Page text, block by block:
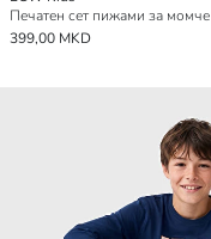
Печатен сет пижами за момче
399,00 MKD